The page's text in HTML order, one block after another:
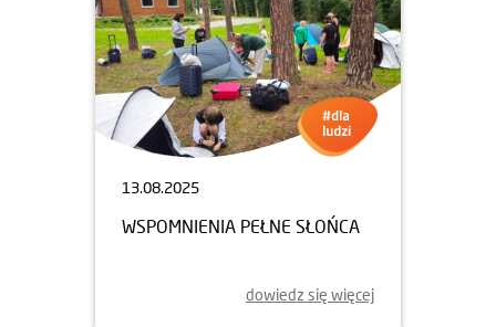
13.08.2025
WSPOMNIENIA PEŁNE SŁOŃCA
dowiedz się więcej